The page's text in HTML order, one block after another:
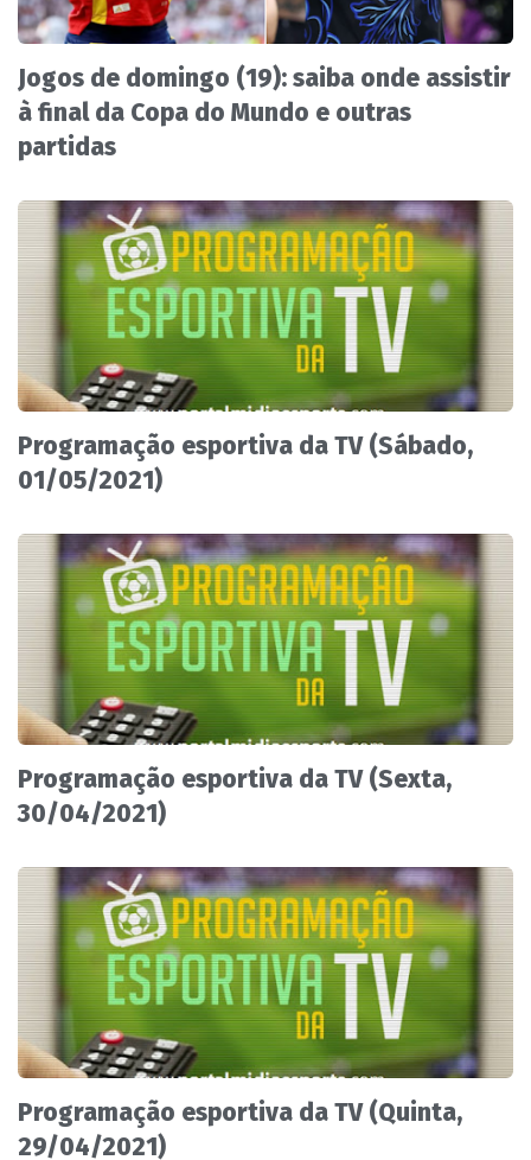
Jogos de domingo (19): saiba onde assistir
à final da Copa do Mundo e outras
partidas
Programação esportiva da TV (Sábado,
01/05/2021)
Programação esportiva da TV (Sexta,
30/04/2021)
Programação esportiva da TV (Quinta,
29/04/2021)